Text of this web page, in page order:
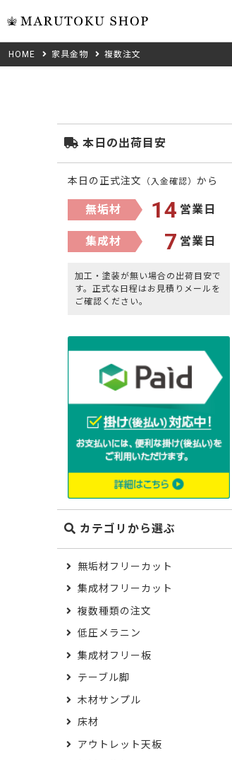
Category
カテゴリから選ぶ
Wood Type
HOME 家具金物 複数注文
本日の出荷目安
本日の正式注文 （入金確認） から
無垢材 14 営業日
集成材 7 営業日
加工・塗装が無い場合の出荷目安で
す。正式な日程はお見積りメールを
ご確認ください。
カテゴリから選ぶ
無垢材フリーカット
集成材フリーカット
複数種類の注文
低圧メラニン
集成材フリー板
テーブル脚
木材サンプル
床材
アウトレット天板